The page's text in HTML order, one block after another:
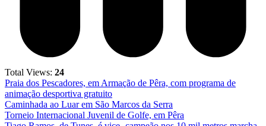
Total Views: 24
Praia dos Pescadores, em Armação de Pêra, com programa de
animação desportiva gratuito
Caminhada ao Luar em São Marcos da Serra
Torneio Internacional Juvenil de Golfe, em Pêra